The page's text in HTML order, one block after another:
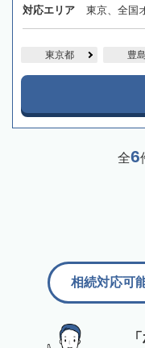
対応エリア 東京、全国
東京都 豊
全6
相続対応可